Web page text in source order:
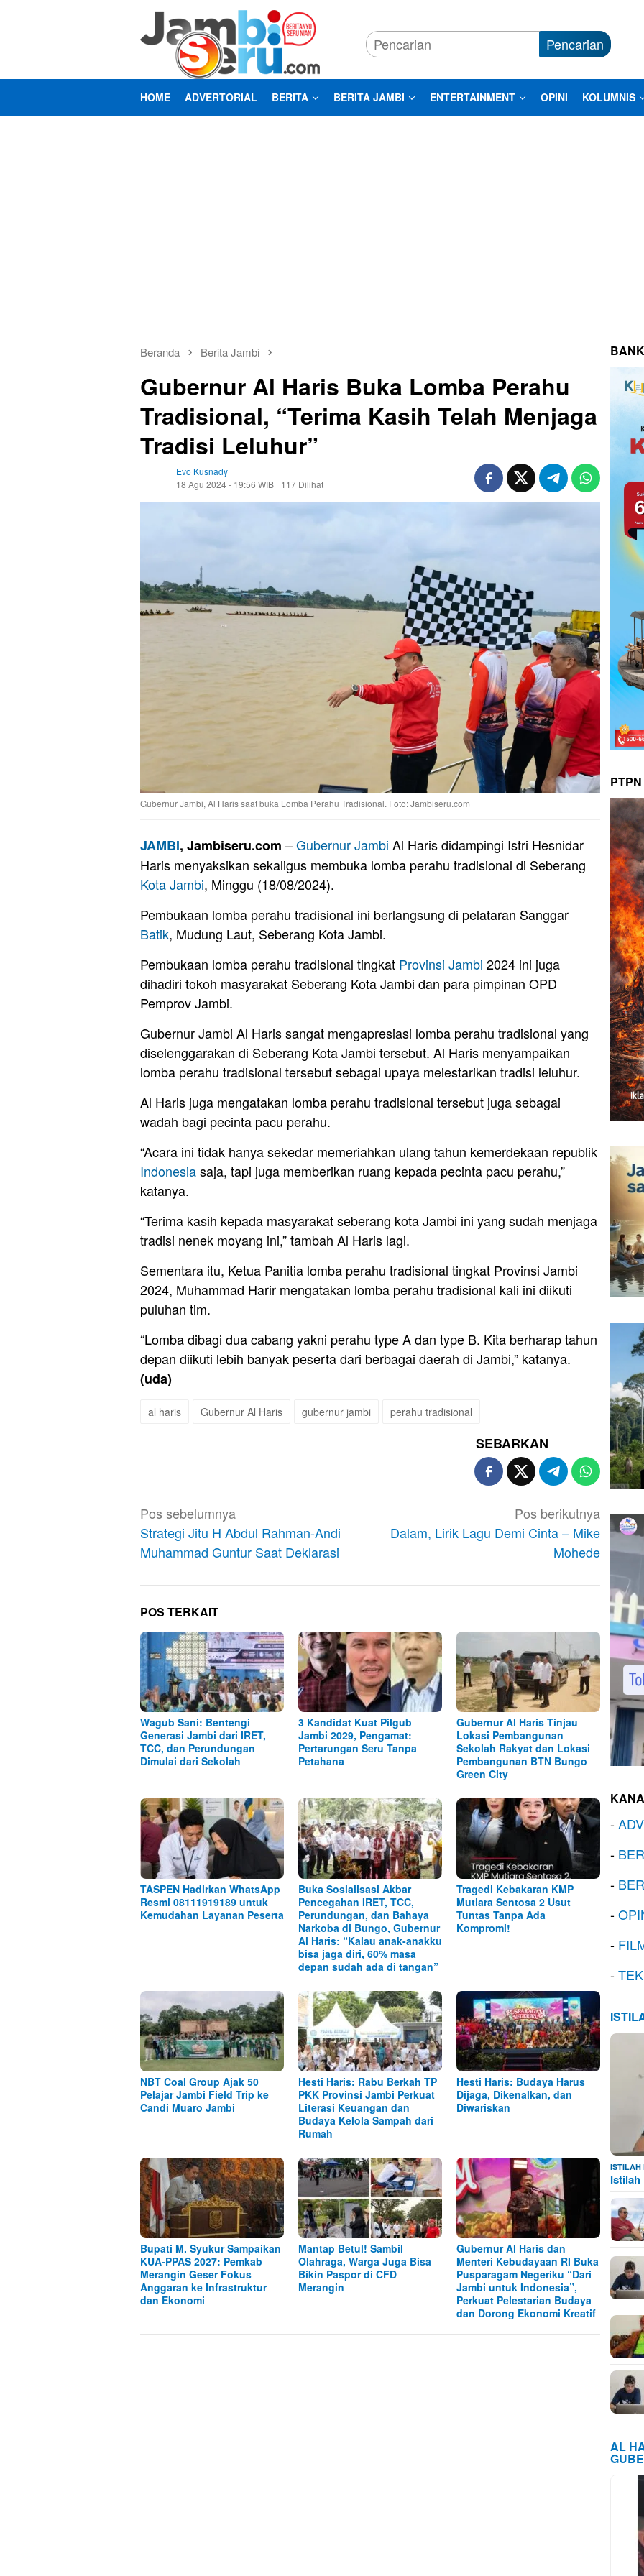
Pencarian
HOME ADVERTORIAL BERITA BERITA JAMBI ENTERTAINMENT OPINI KOLUMNIS
Beranda Berita Jambi
Gubernur Al Haris Buka Lomba Perahu
Tradisional, “Terima Kasih Telah Menjaga
Tradisi Leluhur”
Evo Kusnady
18 Agu 2024 - 19:56 WIB
117 Dilihat
Gubernur Jambi, Al Haris saat buka Lomba Perahu Tradisional. Foto: Jambiseru.com
JAMBI, Jambiseru.com –Gubernur Jambi Al Haris didampingi Istri Hesnidar
Haris menyaksikan sekaligus membuka lomba perahu tradisional di Seberang
Kota Jambi, Minggu (18/08/2024).
Pembukaan lomba perahu tradisional ini berlangsung di pelataran Sanggar
Batik, Mudung Laut, Seberang Kota Jambi.
Pembukaan lomba perahu tradisional tingkat Provinsi Jambi 2024 ini juga
dihadiri tokoh masyarakat Seberang Kota Jambi dan para pimpinan OPD
Pemprov Jambi.
Gubernur Jambi Al Haris sangat mengapresiasi lomba perahu tradisional yang
diselenggarakan di Seberang Kota Jambi tersebut. Al Haris menyampaikan
lomba perahu tradisional tersebut sebagai upaya melestarikan tradisi leluhur.
Al Haris juga mengatakan lomba perahu tradisional tersebut juga sebagai
wadah bagi pecinta pacu perahu.
“Acara ini tidak hanya sekedar memeriahkan ulang tahun kemerdekaan republik
Indonesiasaja, tapi juga memberikan ruang kepada pecinta pacu perahu,”
katanya.
“Terima kasih kepada masyarakat seberang kota Jambi ini yang sudah menjaga
tradisi nenek moyang ini,” tambah Al Haris lagi.
Sementara itu, Ketua Panitia lomba perahu tradisional tingkat Provinsi Jambi
2024, Muhammad Harir mengatakan lomba perahu tradisional kali ini diikuti
puluhan tim.
“Lomba dibagi dua cabang yakni perahu type A dan type B. Kita berharap tahun
depan diikuti lebih banyak peserta dari berbagai daerah di Jambi,” katanya.
(uda)
al haris Gubernur Al Haris gubernur jambi perahu tradisional
SEBARKAN
Navigasi
pos
Pos sebelumnya
Strategi Jitu H Abdul Rahman-Andi
Muhammad Guntur Saat Deklarasi
Pos berikutnya
Dalam, Lirik Lagu Demi Cinta – Mike
Mohede
POS TERKAIT
Wagub Sani: Bentengi
Generasi Jambi dari IRET,
TCC, dan Perundungan
Dimulai dari Sekolah
3 Kandidat Kuat Pilgub
Jambi 2029, Pengamat:
Pertarungan Seru Tanpa
Petahana
Gubernur Al Haris Tinjau
Lokasi Pembangunan
Sekolah Rakyat dan Lokasi
Pembangunan BTN Bungo
Green City
TASPEN Hadirkan WhatsApp
Resmi 08111919189 untuk
Kemudahan Layanan Peserta
Buka Sosialisasi Akbar
Pencegahan IRET, TCC,
Perundungan, dan Bahaya
Narkoba di Bungo, Gubernur
Al Haris: “Kalau anak-anakku
bisa jaga diri, 60% masa
depan sudah ada di tangan”
Tragedi Kebakaran KMP
Mutiara Sentosa 2 Usut
Tuntas Tanpa Ada
Kompromi!
NBT Coal Group Ajak 50
Pelajar Jambi Field Trip ke
Candi Muaro Jambi
Hesti Haris: Rabu Berkah TP
PKK Provinsi Jambi Perkuat
Literasi Keuangan dan
Budaya Kelola Sampah dari
Rumah
Hesti Haris: Budaya Harus
Dijaga, Dikenalkan, dan
Diwariskan
Bupati M. Syukur Sampaikan
KUA-PPAS 2027: Pemkab
Merangin Geser Fokus
Anggaran ke Infrastruktur
dan Ekonomi
Mantap Betul! Sambil
Olahraga, Warga Juga Bisa
Bikin Paspor di CFD
Merangin
Gubernur Al Haris dan
Menteri Kebudayaan RI Buka
Pusparagam Negeriku “Dari
Jambi untuk Indonesia”,
Perkuat Pelestarian Budaya
dan Dorong Ekonomi Kreatif
-
-
-
-
-
-
ISTILAH
Istilah
AL